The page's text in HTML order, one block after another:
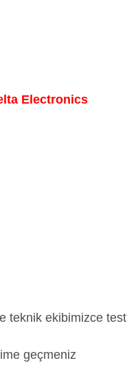
Electronics
teknik ekibimizce test
geçmeniz